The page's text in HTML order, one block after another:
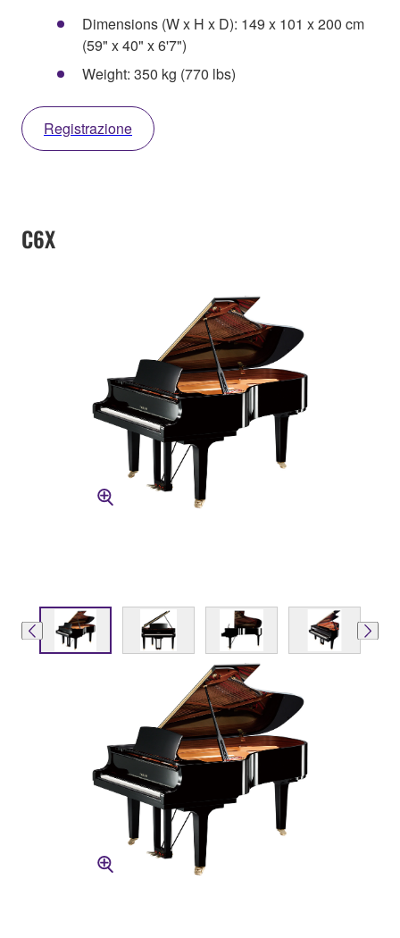
Dimensions (W x H x D): 149 x 101 x 200 cm
(59" x 40" x 6'7")
Weight: 350 kg (770 lbs)
Registrazione
C6X